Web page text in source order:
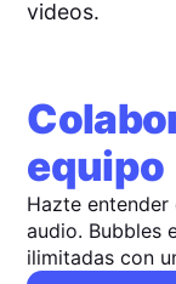
videos.
equipo
Hazte
audio. Bubbles
ilimitadas con